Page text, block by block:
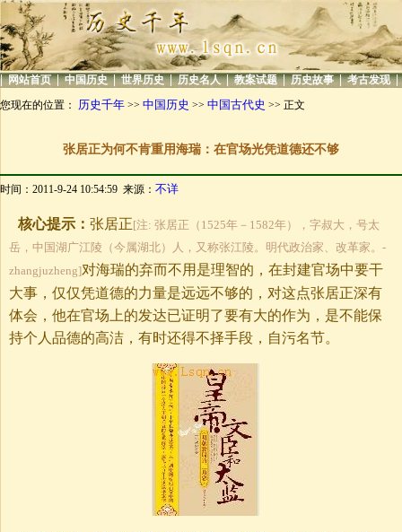
| 网站首页 | 中国历史 | 世界历史 | 历史名人 | 教案试题 | 历史故事 | 考古发现 |
您现在的位置： 历史千年 >> 中国历史 >> 中国古代史 >> 正文
张居正为何不肯重用海瑞：在官场光凭道德还不够
时间：2011-9-24 10:54:59 来源： 不详
核心提示： 张居正[注: 张居正（1525年－1582年），字叔大，号太
岳，中国湖广江陵（今属湖北）人，又称张江陵。明代政治家、改革家。-
zhangjuzheng]对海瑞的弃而不用是理智的，在封建官场中要干
大事，仅仅凭道德的力量是远远不够的，对这点张居正深有
体会，他在官场上的发达已证明了要有大的作为，是不能保
持个人品德的高洁，有时还得不择手段，自污名节。